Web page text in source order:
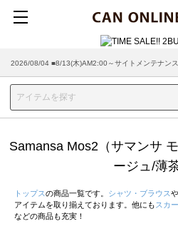
2026/07/29 ■【お知らせ】ヤマト運輸の配送遅延・
Samansa Mos2（サマンサ
ージュ/薄
トップスの商品一覧です。 シャツ・ブラウスや
アイテムを取り揃えております。他にも スカ
などの商品も充実！